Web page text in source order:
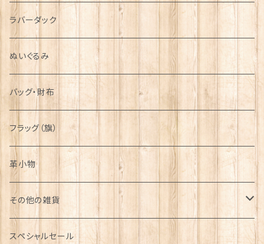
シンボル
ラバーダック
ぬいぐるみ
バッグ・財布
フラッグ（旗）
革小物
その他の雑貨
ミニカー
スペシャルセール